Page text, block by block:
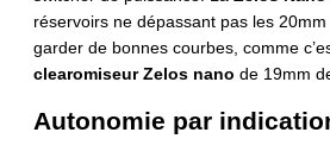
réservoirs ne dépassant pas les
garder de bonnes courbes, comme
clearomiseur Zelos nano de 19mm
Autonomie par